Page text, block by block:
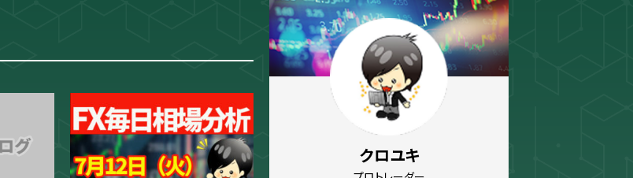
TradingView スキャルピング トレード資料
クロユキ